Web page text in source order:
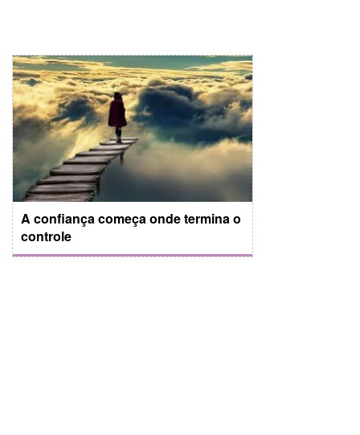
A confiança começa onde termina o
controle